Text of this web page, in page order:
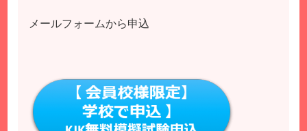
メールフォームから申込